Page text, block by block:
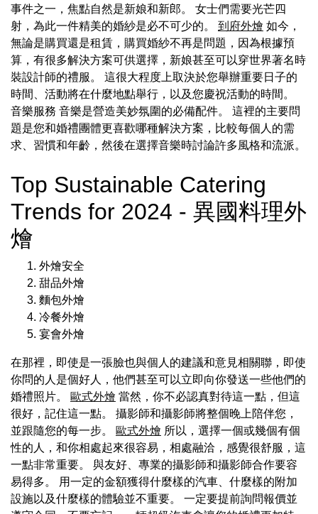
事件之一，焦點自然是新娘和新郎。 女士們需要光芒四
射，為此一件精美的婚紗是必不可少的。 到府外燴 如今，
無論是購買還是租賃，購買婚紗不再是問題，因為根據預
算，有很多解決方案可供選擇，新娘甚至可以穿世界著名時
裝設計師的禮服。 這很大程度上取決於您舉辦重要日子的
時間、活動將在什麼地點舉行，以及您慶祝活動的時間。
音樂服務 音樂是營造美妙氛圍的必備配件。 這裡的主要問
題是您和婚禮團體更喜歡哪種解決方案，比較每個人的需
求、習慣和年齡，然後在選擇音樂時討論許多風格和流派。
Top Sustainable Catering
Trends for 2024 - 異國料理外
燴
外燴安全
甜品外燴
麵包外燴
冷餐外燴
宴會外燴
在那裡，即使是一張臉也與個人的建議和意見相關聯，即使
你問的人是個好人，他們甚至可以立即向你發送一些他們的
婚禮照片。
歐式外燴 當然，你不必認真對待這一點，但這
很好，記住這一點。 攝影師和攝影師將整個晚上陪伴您，
並跟隨您的每一步。
歐式外燴 所以，選擇一個或幾個有個
性的人，和你相處起來很容易，相處融洽，感覺很舒服，這
一點非常重要。 與友好、專業的攝影師和攝影師合作要容
易得多。 用一定的金額獲得什麼樣的汽車、什麼樣的附加
設施以及什麼樣的體驗並不重要。 一定要提前詢問報價並